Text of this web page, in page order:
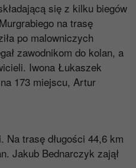
się z kilku biegów
na trasę
po malowniczych
zawodnikom do kolan, a
Iwona Łukaszek
173 miejscu, Artur
trasę długości 44,6 km
Jakub Bednarczyk zajął